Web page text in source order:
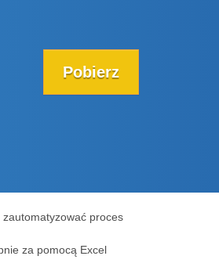
Pobierz
proces
za pomocą Excel